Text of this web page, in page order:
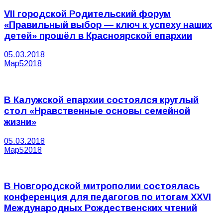
VII городской Родительский форум
«Правильный выбор — ключ к успеху наших
детей» прошёл в Красноярской епархии
05.03.2018
Мар52018
В Калужской епархии состоялся круглый
стол «Нравственные основы семейной
жизни»
05.03.2018
Мар52018
В Новгородской митрополии состоялась
конференция для педагогов по итогам XXVI
Международных Рождественских чтений